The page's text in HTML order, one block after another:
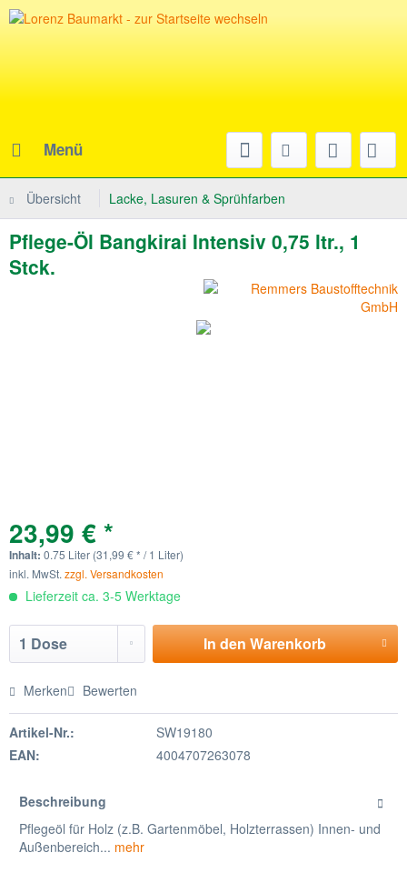
Menü
Übersicht Lacke, Lasuren & Sprühfarben
Pflege-Öl Bangkirai Intensiv 0,75 ltr., 1
Stck.
23,99 € *
Inhalt: 0.75 Liter (31,99 € * / 1 Liter)
inkl. MwSt. zzgl. Versandkosten
Lieferzeit ca. 3-5 Werktage
In denWarenkorb
Merken Bewerten
Artikel-Nr.:
SW19180
EAN:
4004707263078
Beschreibung
Pflegeöl für Holz (z.B. Gartenmöbel, Holzterrassen) Innen- und
Außenbereich... mehr